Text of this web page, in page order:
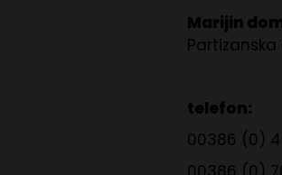
Marijin
telefon:
00386 (0) 4